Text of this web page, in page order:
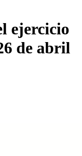
ejercicio
de abril